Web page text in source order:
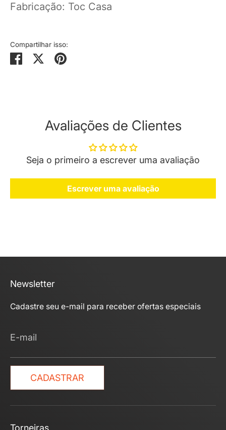
Fabricação: Toc Casa
Compartilhar isso:
Compartilhar
TweetarPinterest
Avaliações de Clientes
Seja o primeiro a escrever uma avaliação
Escrever uma avaliação
Newsletter
Cadastre seu e-mail para receber ofertas especiais
E-mail
CADASTRAR
Torneiras